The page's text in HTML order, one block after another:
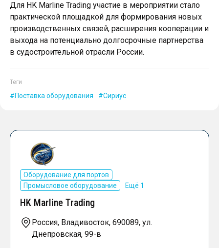
Для HK Marline Trading участие в мероприятии стало
практической площадкой для формирования новых
производственных связей, расширения кооперации и
выхода на потенциально долгосрочные партнерства
в судостроительной отрасли России.
Теги
Поставка оборудования Сириус
Оборудование для портов
Промысловое оборудование
Ещё 1
HK Marline Trading
Россия, Владивосток, 690089, ул.
Днепровская, 99-в